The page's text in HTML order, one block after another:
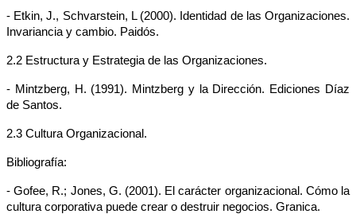
- Etkin, J., Schvarstein, L (2000). Identidad de las Organizaciones.
Invariancia y cambio. Paidós.
2.2 Estructura y Estrategia de las Organizaciones.
- Mintzberg, H. (1991). Mintzberg y la Dirección. Ediciones Díaz
de Santos.
2.3 Cultura Organizacional.
Bibliografía:
- Gofee, R.; Jones, G. (2001). El carácter organizacional. Cómo la
cultura corporativa puede crear o destruir negocios. Granica.